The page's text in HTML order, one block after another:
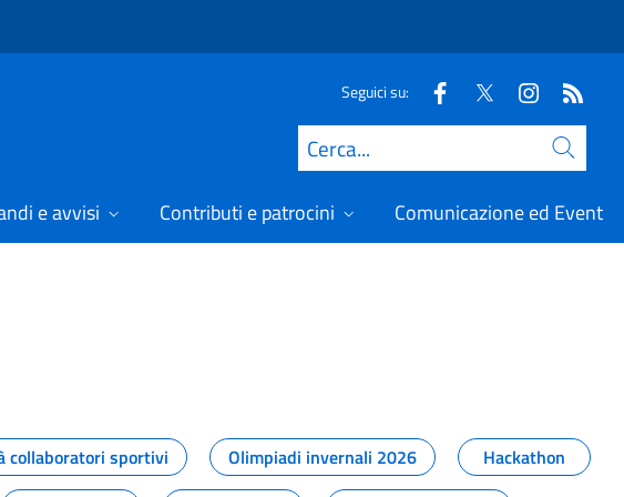
Seguici su:
Cerca
e avvisi Contributi e patrocini Comunicazione ed Eventi
lo sport
collaboratori sportivi Olimpiadi invernali 2026
Hackathon